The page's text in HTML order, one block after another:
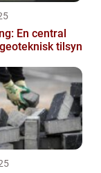
En central
tilsyn